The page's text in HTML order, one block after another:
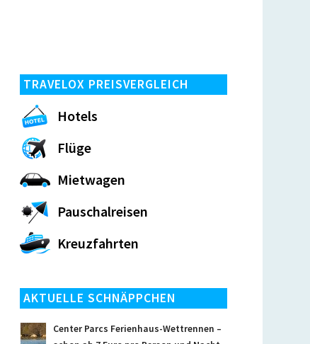
TRAVELOX PREISVERGLEICH
Hotels
Flüge
Mietwagen
Pauschalreisen
Kreuzfahrten
AKTUELLE SCHNÄPPCHEN
Center Parcs Ferienhaus-Wettrennen –